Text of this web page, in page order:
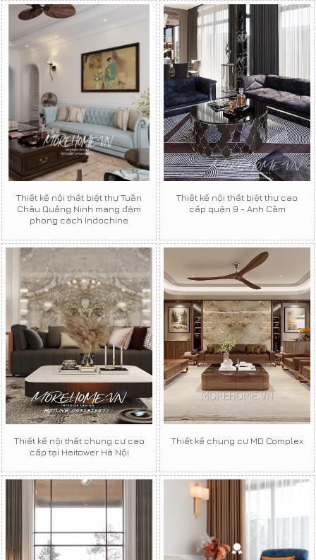
Thiết kế nội thất biệt thự Tuần
Châu Quảng Ninh mang đậm
phong cách Indochine
Thiết kế nội thất biệt thự cao
cấp quận 9 - Anh Cầm
Thiết kế nội thất chung cư cao
cấp tại Heitower Hà Nội
Thiết kế chung cư MD Complex